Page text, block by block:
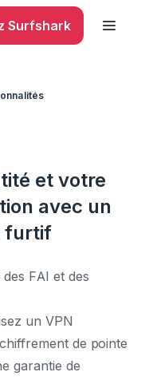
Surfshark
et votre
avec un
furtif
FAI et des
un VPN
de pointe
garantie de